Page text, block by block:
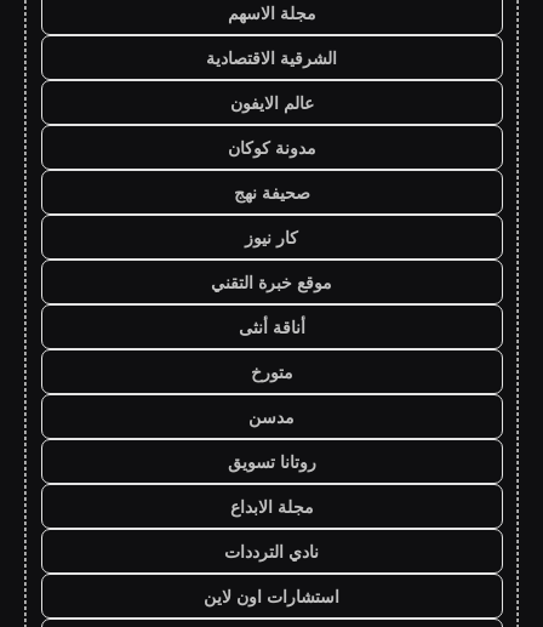
مجلة الاسهم
الشرقية الاقتصادية
عالم الايفون
مدونة كوكان
صحيفة نهج
كار نيوز
موقع خبرة التقني
أناقة أنثى
متورخ
مدسن
روتانا تسويق
مجلة الابداع
نادي الترددات
استشارات اون لاين